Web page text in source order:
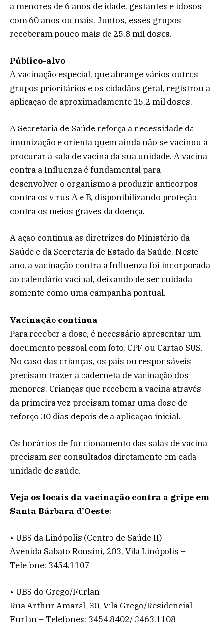
a menores de 6 anos de idade, gestantes e idosos
com 60 anos ou mais. Juntos, esses grupos
receberam pouco mais de 25,8 mil doses.
Público-alvo
A vacinação especial, que abrange vários outros
grupos prioritários e os cidadãos geral, registrou a
aplicação de aproximadamente 15,2 mil doses.
A Secretaria de Saúde reforça a necessidade da
imunização e orienta quem ainda não se vacinou a
procurar a sala de vacina da sua unidade. A vacina
contra a Influenza é fundamental para
desenvolver o organismo a produzir anticorpos
contra os vírus A e B, disponibilizando proteção
contra os meios graves da doença.
A ação continua as diretrizes do Ministério da
Saúde e da Secretaria de Estado da Saúde. Neste
ano, a vacinação contra a Influenza foi incorporada
ao calendário vacinal, deixando de ser cuidada
somente como uma campanha pontual.
Vacinação continua
Para receber a dose, é necessário apresentar um
documento pessoal com foto, CPF ou Cartão SUS.
No caso das crianças, os pais ou responsáveis
precisam trazer a caderneta de vacinação dos
menores. Crianças que recebem a vacina através
da primeira vez precisam tomar uma dose de
reforço 30 dias depois de a aplicação inicial.
Os horários de funcionamento das salas de vacina
precisam ser consultados diretamente em cada
unidade de saúde.
Veja os locais da vacinação contra a gripe em
Santa Bárbara d’Oeste:
• UBS da Linópolis (Centro de Saúde II)
Avenida Sabato Ronsini, 203, Vila Linópolis –
Telefone: 3454.1107
• UBS do Grego/Furlan
Rua Arthur Amaral, 30, Vila Grego/Residencial
Furlan – Telefones: 3454.8402/ 3463.1108